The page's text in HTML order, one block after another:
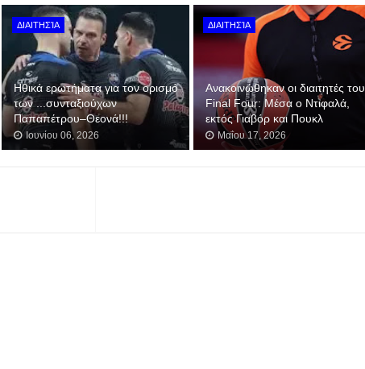
ΔΙΑΙΤΗΣΊΑ
Hθικά ερωτήματα για τoν ορισμό
των ...συνταξιούχων
Παπαπέτρου–Θεονά!!!
Ιουνίου 06, 2026
ΔΙΑΙΤΗΣΊΑ
Ανακοινώθηκαν οι διαιτητές του
Final Four: Μέσα ο Ντιφαλά,
εκτός Γιαβόρ και Πουκλ
Μαΐου 17, 2026